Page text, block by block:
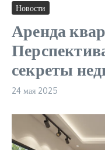
Новости
Аренда
секреты
24 мая 2025